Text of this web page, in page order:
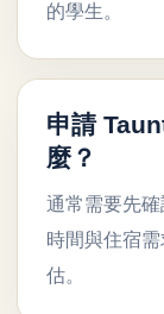
的學生。
申請
麼？
通常需要先
時間與住宿
估。